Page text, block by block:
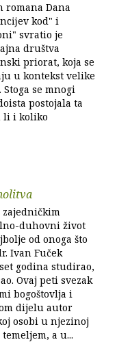
romana Dana
kod" i
svratio je
društva
priorat, koja se
u kontekst velike
se mnogi
postojala ta
li i koliko
duhovni život
od onoga što
Ivan Fuček
godina studirao,
Ovaj peti svezak
bogoštovlja i
dijelu autor
osobi u njezinoj
a u...